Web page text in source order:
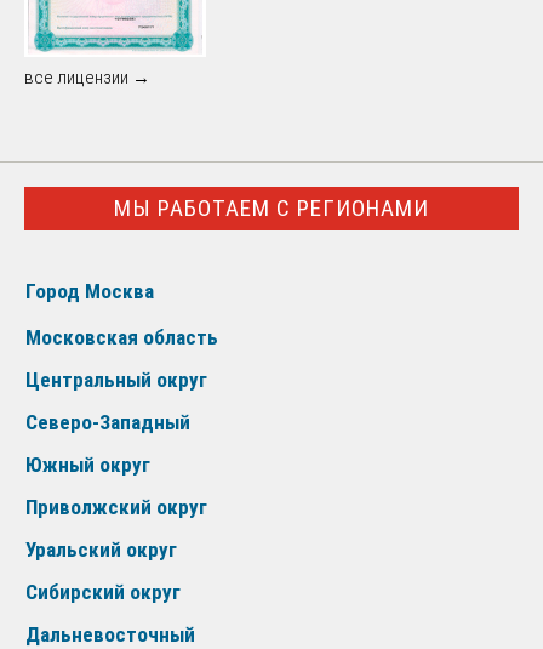
все лицензии →
МЫ РАБОТАЕМ С РЕГИОНАМИ
Город Москва
Московская область
Центральный округ
Северо-Западный
Южный округ
Приволжский округ
Уральский округ
Сибирский округ
Дальневосточный